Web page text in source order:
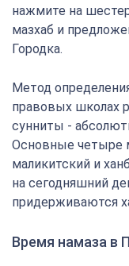
нажмите на
мазхаб и
Городка.
Метод
правовых школах
сунниты -
Основные четыре
маликитский и
на сегодняшний
придерживаются
Время намаза в